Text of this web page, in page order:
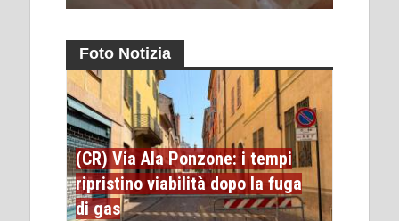
Foto Notizia
(CR) Via Ala Ponzone: i tempi
ripristino viabilità dopo la fuga
di gas